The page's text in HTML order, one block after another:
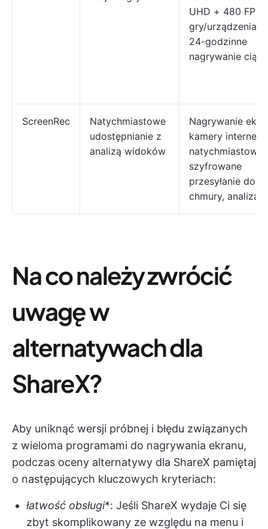
UHD + 480
gry/urządzenia/
24-godzinne
nagrywanie
ScreenRec
Natychmiastowe
udostępnianie z
analizą widoków
Nagrywanie
kamery
natychmiastowe
szyfrowane
przesyłanie do
chmury, analiza
Na co należy zwrócić
uwagę w
alternatywach dla
ShareX?
Aby uniknąć wersji próbnej i błędu związanych
z wieloma programami do nagrywania ekranu,
podczas oceny alternatywy dla ShareX pamiętaj
o następujących kluczowych kryteriach:
łatwość obsługi*: Jeśli ShareX wydaje Ci się
zbyt skomplikowany ze względu na menu i